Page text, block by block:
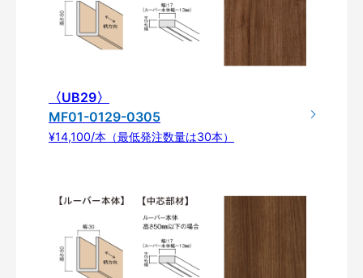
〈UB29〉
MF01-0129-0305
¥14,100/本（最低発注数量は30本）